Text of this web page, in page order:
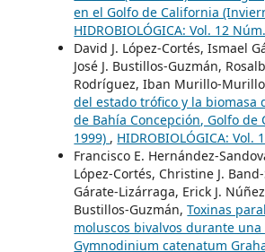
en el Golfo de California
HIDROBIOLÓGICA: Vol. 12
David J. López-Cortés, Ismael
José J. Bustillos-Guzmán,
Rodríguez, Iban Murillo-
del estado trófico y la biomasa
de Bahía Concepción, Golfo de
1999) , HIDROBIOLÓGICA: Vol.
Francisco E. Hernández-
López-Cortés, Christine J.
Gárate-Lizárraga, Erick J.
Bustillos-Guzmán,Toxinas
moluscos bivalvos durante
Gymnodinium catenatum